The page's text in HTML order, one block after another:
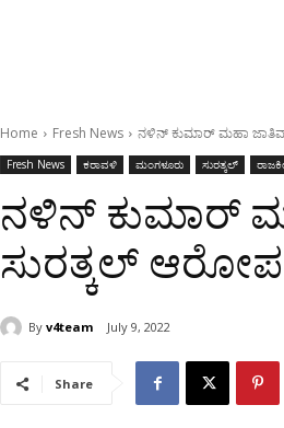
Home Fresh News ನಳಿನ್ ಕುಮಾರ್ ಮಹಾ
Fresh News ಕರಾವಳಿ ಮಂಗಳೂರು ಸುರತ್ಕಲ್
ನಳಿನ್ ಕುಮಾರ್
ಸುರತ್ಕಲ್ ಆರೋಪ
By v4team July 9, 2022
Share